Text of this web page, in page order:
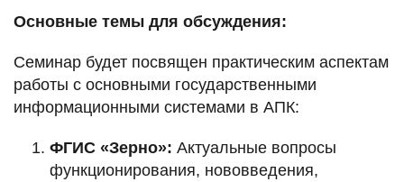
Основные темы для обсуждения:
Семинар будет посвящен практическим аспектам
работы с основными государственными
информационными системами в АПК:
ФГИС «Зерно»: Актуальные вопросы
функционирования, нововведения,